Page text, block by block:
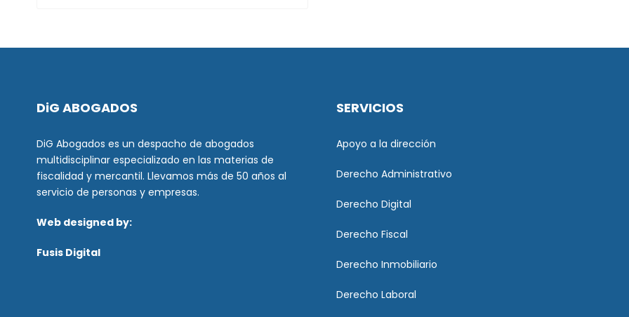
DiG ABOGADOS
DiG Abogados es un despacho de abogados
multidisciplinar especializado en las materias de
fiscalidad y mercantil. Llevamos más de 50 años al
servicio de personas y empresas.
Web designed by:
Fusis Digital
SERVICIOS
Apoyo a la dirección
Derecho Administrativo
Derecho Digital
Derecho Fiscal
Derecho Inmobiliario
Derecho Laboral